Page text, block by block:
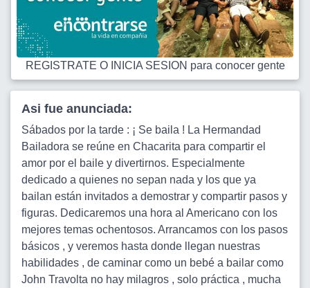
REGISTRATE O INICIA SESION para conocer gente
Asi fue anunciada:
Sábados por la tarde : ¡ Se baila ! La Hermandad
Bailadora se reúne en Chacarita para compartir el
amor por el baile y divertirnos. Especialmente
dedicado a quienes no sepan nada y los que ya
bailan están invitados a demostrar y compartir pasos y
figuras. Dedicaremos una hora al Americano con los
mejores temas ochentosos. Arrancamos con los pasos
básicos , y veremos hasta donde llegan nuestras
habilidades , de caminar como un bebé a bailar como
John Travolta no hay milagros , solo práctica , mucha